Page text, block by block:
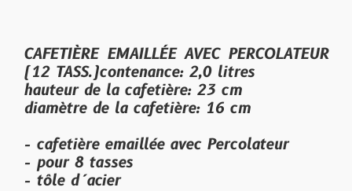
CAFETIÈRE EMAILLÉE AVEC PERCOLATEUR
(12 TASS.)contenance: 2,0 litres
hauteur de la cafetière: 23 cm
diamètre de la cafetière: 16 cm
- cafetière emaillée avec Percolateur
- pour 8 tasses
- tôle d´acier